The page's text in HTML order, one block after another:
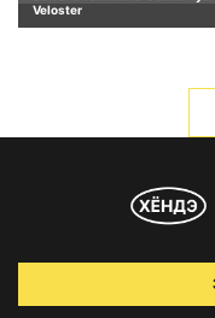
Veloster